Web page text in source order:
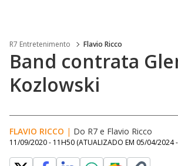
R7 Entretenimento Flavio Ricco
Band contrata
Kozlowski
FLAVIO RICCO | Do R7 e Flavio Ricco
11/09/2020 - 11H50 (ATUALIZADO EM 05/04/2024